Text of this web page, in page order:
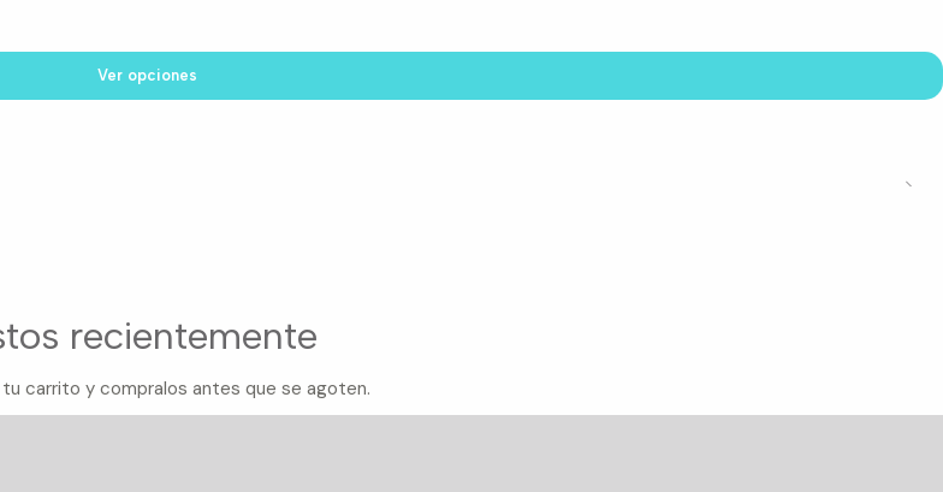
Ver opciones
recientemente
carrito y compralos antes que se agoten.